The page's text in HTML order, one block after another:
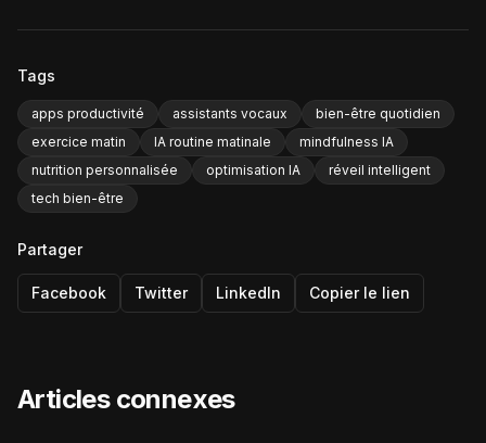
Tags
apps productivité assistants vocaux
bien-être quotidien
exercice matin
IA routine matinale
mindfulness IA
nutrition personnalisée
optimisation IA
réveil intelligent
tech bien-être
Partager
Facebook Twitter LinkedIn Copier le lien
Articles connexes